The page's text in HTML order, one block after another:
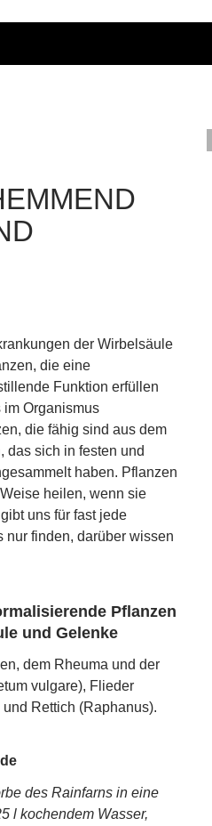
der Wirbelsäule
die eine
Funktion erfüllen
Organismus
die fähig sind aus dem
das sich in festen und
haben. Pflanzen
heilen, wenn sie
uns für fast jede
nur finden, darüber wissen
Pflanzen
und Gelenke
dem Rheuma und der
vulgare), Flieder
Rettich (Raphanus).
des Rainfarns in eine
l kochendem Wasser,